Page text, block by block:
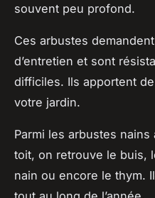
souvent peu profond.
Ces arbustes
d’entretien et sont
difficiles. Ils apportent
votre jardin.
Parmi les arbustes
toit, on retrouve le buis,
nain ou encore le thym.